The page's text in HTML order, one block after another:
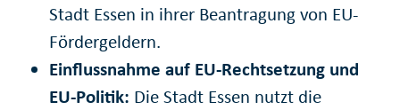
Stadt Essen in ihrer Beantragung von EU-
Fördergeldern.
Einflussnahme auf EU-Rechtsetzung und
EU-Politik: Die Stadt Essen nutzt die